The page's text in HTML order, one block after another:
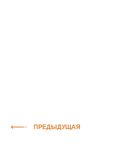
ПРЕДЫДУЩАЯ